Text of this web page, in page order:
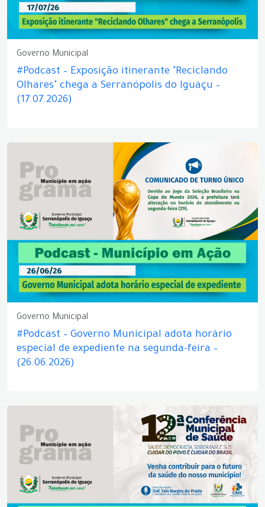
Governo Municipal
#Podcast – Exposição itinerante "Reciclando
Olhares" chega a Serranópolis do Iguaçu –
(17.07.2026)
Governo Municipal
#Podcast – Governo Municipal adota horário
especial de expediente na segunda-feira –
(26.06.2026)